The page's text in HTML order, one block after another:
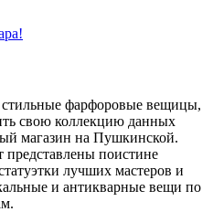
фарфоровые вещицы,
свою коллекцию данных
магазин на Пушкинской.
поистине
лучших мастеров и
и антикварные вещи по